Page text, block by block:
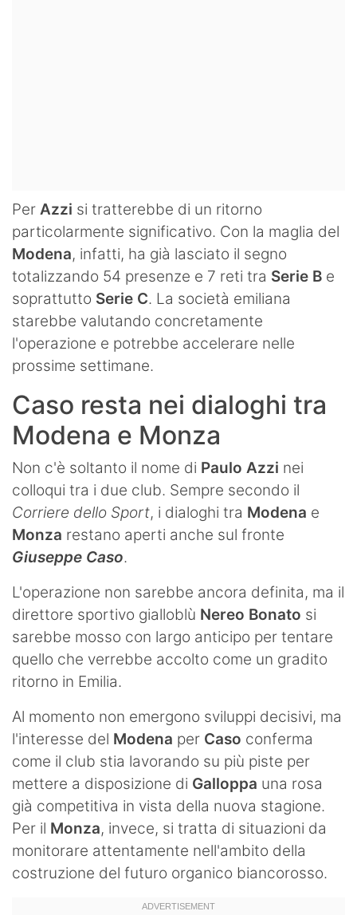
Per Azzi si tratterebbe di un ritorno
particolarmente significativo. Con la maglia del
Modena, infatti, ha già lasciato il segno
totalizzando 54 presenze e 7 reti tra Serie B e
soprattutto Serie C. La società emiliana
starebbe valutando concretamente
l'operazione e potrebbe accelerare nelle
prossime settimane.
Caso resta nei dialoghi tra
Modena e Monza
Non c'è soltanto il nome di Paulo Azzi nei
colloqui tra i due club. Sempre secondo il
Corriere dello Sport, i dialoghi tra Modena e
Monza restano aperti anche sul fronte
Giuseppe Caso.
L'operazione non sarebbe ancora definita, ma il
direttore sportivo gialloblù Nereo Bonato si
sarebbe mosso con largo anticipo per tentare
quello che verrebbe accolto come un gradito
ritorno in Emilia.
Al momento non emergono sviluppi decisivi, ma
l'interesse del Modena per Caso conferma
come il club stia lavorando su più piste per
mettere a disposizione di Galloppa una rosa
già competitiva in vista della nuova stagione.
Per il Monza, invece, si tratta di situazioni da
monitorare attentamente nell'ambito della
costruzione del futuro organico biancorosso.